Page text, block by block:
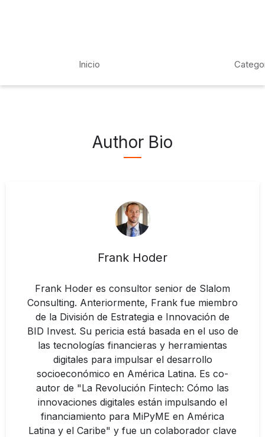
Inicio
Author Bio
Frank Hoder
Frank Hoder es consultor senior de Slalom
Consulting. Anteriormente, Frank fue miembro
de la División de Estrategia e Innovación de
BID Invest. Su pericia está basada en el uso de
las tecnologías financieras y herramientas
digitales para impulsar el desarrollo
socioeconómico en América Latina. Es co-
autor de "La Revolución Fintech: Cómo las
innovaciones digitales están impulsando el
financiamiento para MiPyME en América
Latina y el Caribe" y fue un colaborador clave